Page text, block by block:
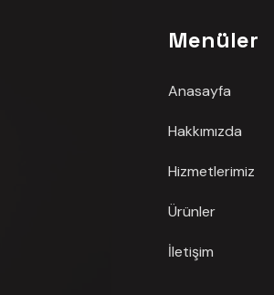
Menüler
Anasayfa
Hakkımızda
Hizmetlerimiz
Ürünler
İletişim